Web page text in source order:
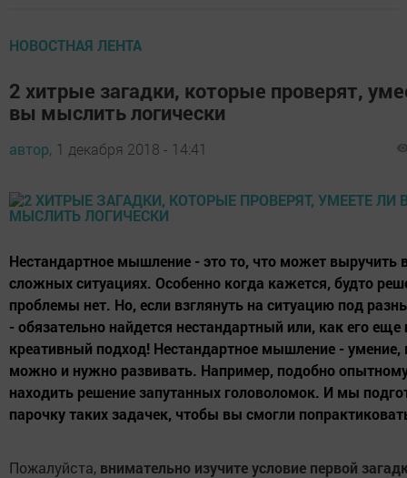
НОВОСТНАЯ ЛЕНТА
2 хитрые загадки, которые проверят,
вы мыслить логически
автор, 1 декабря 2018 - 14:41
Нестандартное мышление - это то, что может выручить
сложных ситуациях. Особенно когда кажется, будто
проблемы нет. Но, если взглянуть на ситуацию под
- обязательно найдется нестандартный или, как его
креативный подход! Нестандартное мышление - умение,
можно и нужно развивать. Например, подобно
находить решение запутанных головоломок. И мы
парочку таких задачек, чтобы вы смогли
Пожалуйста, внимательно изучите условие первой